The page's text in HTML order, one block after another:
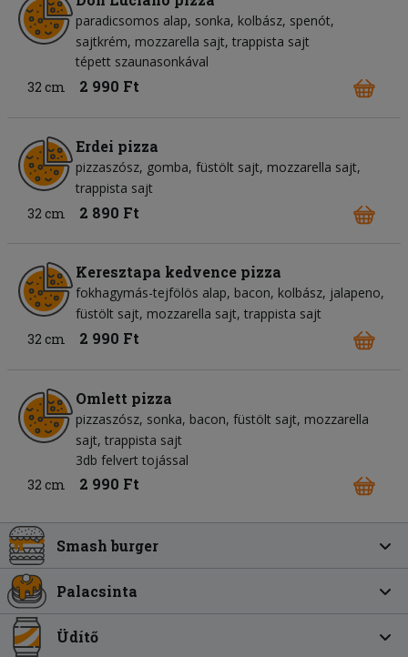
paradicsomos alap sonka kolbász spenót
sajtkrém mozzarella sajt trappista sajt
tépett szaunasonkával
32 cm
2 990 Ft
Erdei pizza
pizzaszósz gomba füstölt sajt mozzarella sajt
trappista sajt
32 cm
2 890 Ft
Keresztapa kedvence pizza
fokhagymás-tejfölös alap bacon kolbász jalapeno
füstölt sajt mozzarella sajt trappista sajt
32 cm
2 990 Ft
Omlett pizza
pizzaszósz sonka bacon füstölt sajt mozzarella
sajt trappista sajt
3db felvert tojással
32 cm
2 990 Ft
Smash burger
Palacsinta
Üdítő